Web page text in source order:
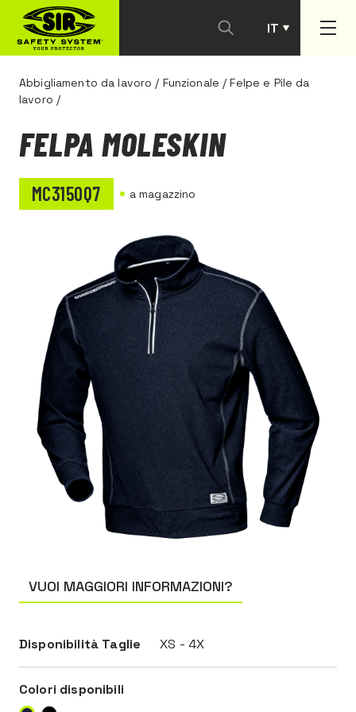
IT
PT
Abbigliamento da lavoro / Funzionale /Felpe e Pile da
lavoro /
VUOI MAGGIORI INFORMAZIONI?
Disponibilità Taglie XS - 4X
Colori disponibili
FELPA MOLESKIN
MC3150Q7 a magazzino